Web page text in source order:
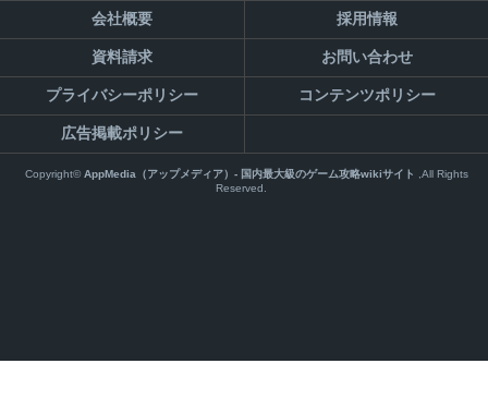
会社概要 採用情報
資料請求 お問い合わせ
プライバシーポリシー コンテンツポリシー
広告掲載ポリシー
Copyright©AppMedia（アップメディア）- 国内最大級のゲーム攻略wikiサイト ,All Rights
Reserved.